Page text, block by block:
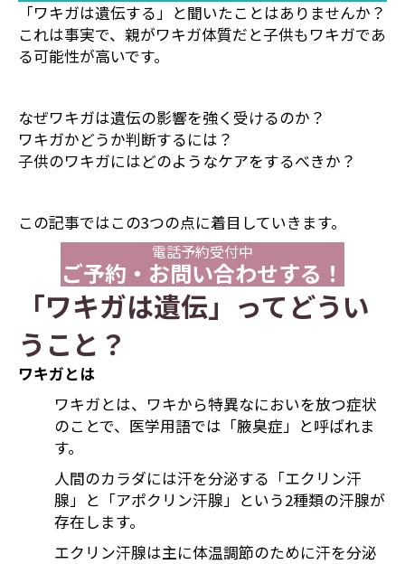
「ワキガは遺伝する」と聞いたことはありませんか？
これは事実で、親がワキガ体質だと子供もワキガであ
る可能性が高いです。
なぜワキガは遺伝の影響を強く受けるのか？
ワキガかどうか判断するには？
子供のワキガにはどのようなケアをするべきか？
この記事ではこの3つの点に着目していきます。
電話予約受付中
ご予約・お問い合わせする！
「ワキガは遺伝」ってどうい
うこと？
ワキガとは
ワキガとは、ワキから特異なにおいを放つ症状
のことで、医学用語では「腋臭症」と呼ばれま
す。
人間のカラダには汗を分泌する「エクリン汗
腺」と「アポクリン汗腺」という2種類の汗腺が
存在します。
エクリン汗腺は主に体温調節のために汗を分泌